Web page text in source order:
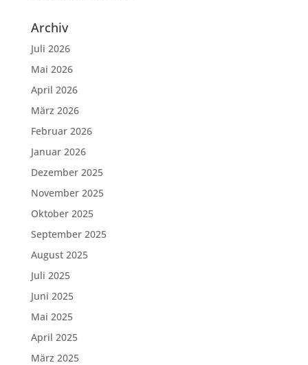
Archiv
Juli 2026
Mai 2026
April 2026
März 2026
Februar 2026
Januar 2026
Dezember 2025
November 2025
Oktober 2025
September 2025
August 2025
Juli 2025
Juni 2025
Mai 2025
April 2025
März 2025